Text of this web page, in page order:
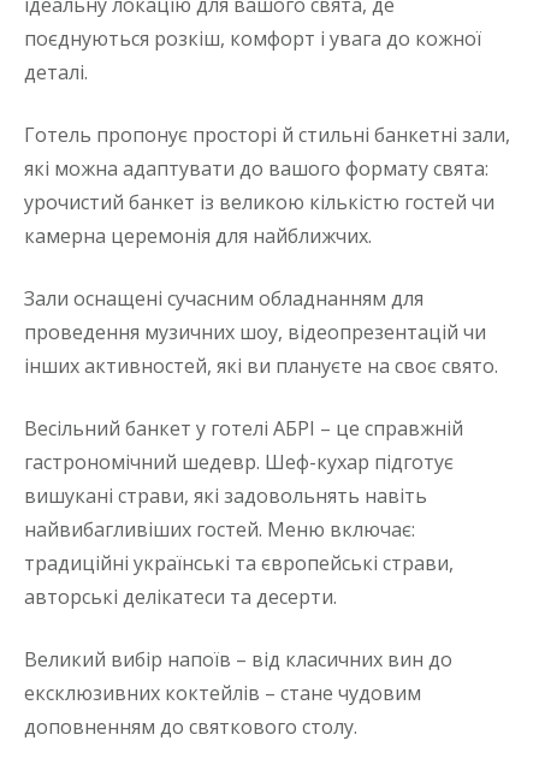
поєднуються розкіш, комфорт і увага до кожної
деталі.
Готель пропонує просторі й стильні банкетні зали,
які можна адаптувати до вашого формату свята:
урочистий банкет із великою кількістю гостей чи
камерна церемонія для найближчих.
Зали оснащені сучасним обладнанням для
проведення музичних шоу, відеопрезентацій чи
інших активностей, які ви плануєте на своє свято.
Весільний банкет у готелі АБРІ – це справжній
гастрономічний шедевр. Шеф-кухар підготує
вишукані страви, які задовольнять навіть
найвибагливіших гостей. Меню включає:
традиційні українські та європейські страви,
авторські делікатеси та десерти.
Великий вибір напоїв – від класичних вин до
ексклюзивних коктейлів – стане чудовим
доповненням до святкового столу.